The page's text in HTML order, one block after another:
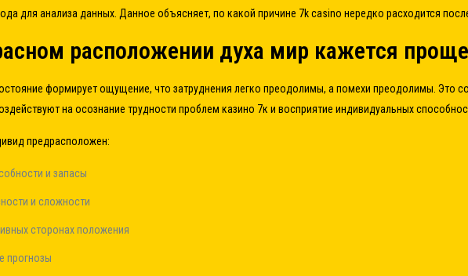
для анализа данных. Данное объясняет, по какой причине 7k casino нередко расходится
расположении духа мир кажется проще
формирует ощущение, что затруднения легко преодолимы, а помехи преодолимы. Это
на осознание трудности проблем казино 7к и восприятие индивидуальных
предрасположен:
и запасы
и сложности
сторонах положения
прогнозы